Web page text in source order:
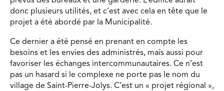
donc plusieurs utilités, et c’est avec cela en tête que le
projet a été abordé par la Municipalité.
Ce dernier a été pensé en prenant en compte les
besoins et les envies des administrés, mais aussi pour
favoriser les échanges intercommunautaires. Ce n’est
pas un hasard si le complexe ne porte pas le nom du
village de Saint-Pierre-Jolys. C’est un « projet régional »,